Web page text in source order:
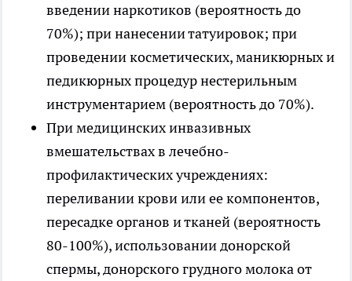
введении наркотиков (вероятность до
70%); при нанесении татуировок; при
проведении косметических, маникюрных и
педикюрных процедур нестерильным
инструментарием (вероятность до 70%).
При медицинских инвазивных
вмешательствах в лечебно-
профилактических учреждениях:
переливании крови или ее компонентов,
пересадке органов и тканей (вероятность
80-100%), использовании донорской
спермы, донорского грудного молока от